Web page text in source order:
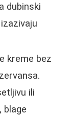
dubinski
kreme bez
ili
blage